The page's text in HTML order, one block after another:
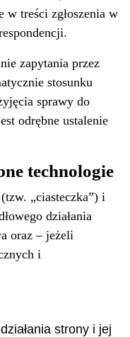
w treści zgłoszenia w
zapytania przez
stosunku
sprawy do
odrębne ustalenie
technologie
„ciasteczka”) i
działania
oraz – jeżeli
i
strony i jej